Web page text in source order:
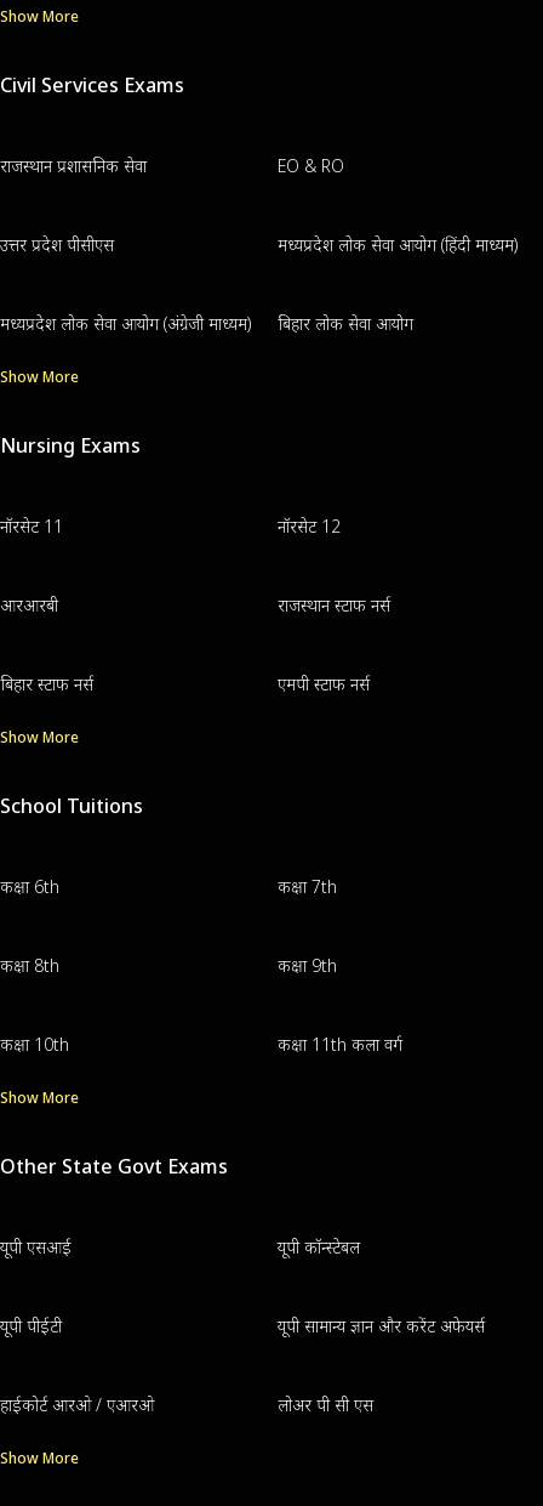
Show More
Civil Services Exams
राजस्थान प्रशासनिक सेवा EO & RO
उत्तर प्रदेश पीसीएस मध्यप्रदेश लोक सेवा आयोग (हिंदी माध्यम)
मध्यप्रदेश लोक सेवा आयोग (अंग्रेजी माध्यम) बिहार लोक सेवा आयोग
Show More
Nursing Exams
नॉरसेट 11 नॉरसेट 12
आरआरबी राजस्थान स्टाफ नर्स
बिहार स्टाफ नर्स एमपी स्टाफ नर्स
Show More
School Tuitions
कक्षा 6th कक्षा 7th
कक्षा 8th कक्षा 9th
कक्षा 10th कक्षा 11th कला वर्ग
Show More
Other State Govt Exams
यूपी एसआई यूपी कॉन्स्टेबल
यूपी पीईटी यूपी सामान्य ज्ञान और करेंट अफेयर्स
हाईकोर्ट आरओ / एआरओ लोअर पी सी एस
Show More